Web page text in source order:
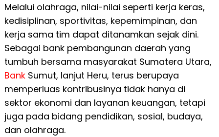
Melalui olahraga, nilai-nilai seperti kerja keras,
kedisiplinan, sportivitas, kepemimpinan, dan
kerja sama tim dapat ditanamkan sejak dini.
Sebagai bank pembangunan daerah yang
tumbuh bersama masyarakat Sumatera Utara,
BankSumut, lanjut Heru, terus berupaya
memperluas kontribusinya tidak hanya di
sektor ekonomi dan layanan keuangan, tetapi
juga pada bidang pendidikan, sosial, budaya,
dan olahraga.